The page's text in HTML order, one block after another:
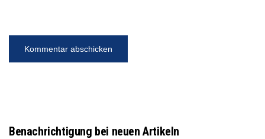
Benachrichtigung bei neuen Artikeln